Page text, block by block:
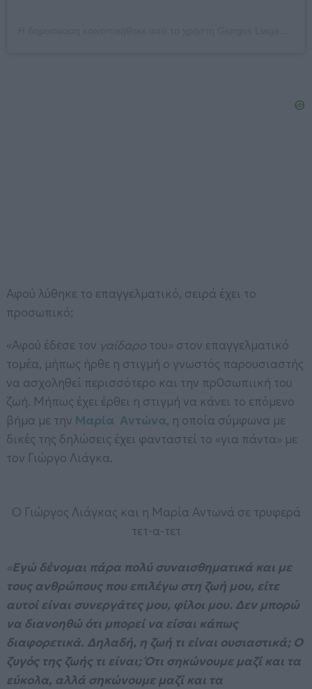
Αφού λύθηκε το επαγγελματικό, σειρά έχει το
προσωπικό;
«Αφού έδεσε τον γαίδαρο του» στον επαγγελματικό
τομέα, μήπως ήρθε η στιγμή ο γνωστός παρουσιαστής
να ασχοληθεί περισσότερο και την πρ0σωπιική του
ζωή. Μήπως έχει έρθει η στιγμή να κάνει το επόμενο
βήμα με την Μαρία Αντώνα, η οποία σύμφωνα με
δικές της δηλώσεις έχει φανταστεί το «για πάντα» με
τον Γιώργο Λιάγκα.
Ο Γιώργος Λιάγκας και η Μαρία Αντωνά σε τρυφερά
τετ-α-τετ
«Εγώ δένομαι πάρα πολύ συναισθηματικά και με
τους ανθρώπους που επιλέγω στη ζωή μου, είτε
αυτοί είναι συνεργάτες μου, φίλοι μου. Δεν μπορώ
να διανοηθώ ότι μπορεί να είσαι κάπως
διαφορετικά. Δηλαδή, η ζωή τι είναι ουσιαστικά; Ο
ζυγός της ζωής τι είναι; Ότι σηκώνουμε μαζί και τα
εύκολα, αλλά σηκώνουμε μαζί και τα